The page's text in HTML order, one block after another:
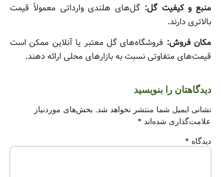
منبع و کیفیت گل: گل‌های هلندی وارداتی معمولاً قیمت
بالاتری دارند.
مکان فروش: فروشگاه‌های گل معتبر یا آنلاین ممکن است
قیمت‌های متفاوتی نسبت به بازارهای محلی ارائه دهند.
دیدگاهتان را بنویسید
نشانی ایمیل شما منتشر نخواهد شد. بخش‌های موردنیاز
علامت‌گذاری شده‌اند *
دیدگاه *